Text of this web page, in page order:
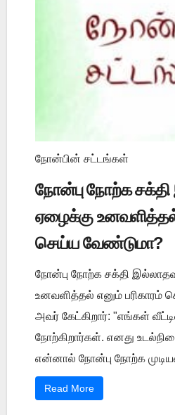
நோன்பின் சட்டங்கள்
நோன்பு நோற்க
ஏழைக்கு உனவளித்தல்
செய்ய வேண்டுமா?
நோன்பு நோற்க சக்தி
உனவளித்தல் எனும் பரிகாரம்
அவர் கேட்கிறார்: "எங்கள்
நோற்கிறார்கள். எனது
என்னால் நோன்பு நோற்க
Read More